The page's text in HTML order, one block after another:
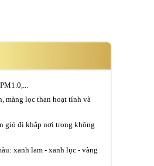
màng lọc than hoạt tính và
gió đi khắp nơi trong không
xanh lam - xanh lục - vàng